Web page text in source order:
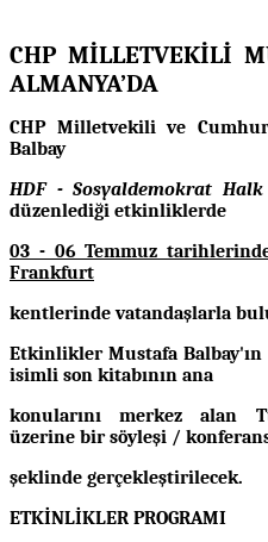
CHP MİLLETVEKİLİ
ALMANYA’DA
CHP Milletvekili ve
Balbay
HDF - Sosyaldemokrat
düzenlediği etkinliklerde
03 - 06 Temmuz
Frankfurt
kentlerinde vatandaşlarla
Etkinlikler Mustafa Balbay'ın
isimli son kitabının ana
konularını merkez alan
üzerine birsöyleşi /
şeklinde gerçekleştirilecek.
ETKİNLİKLER PROGRAMI